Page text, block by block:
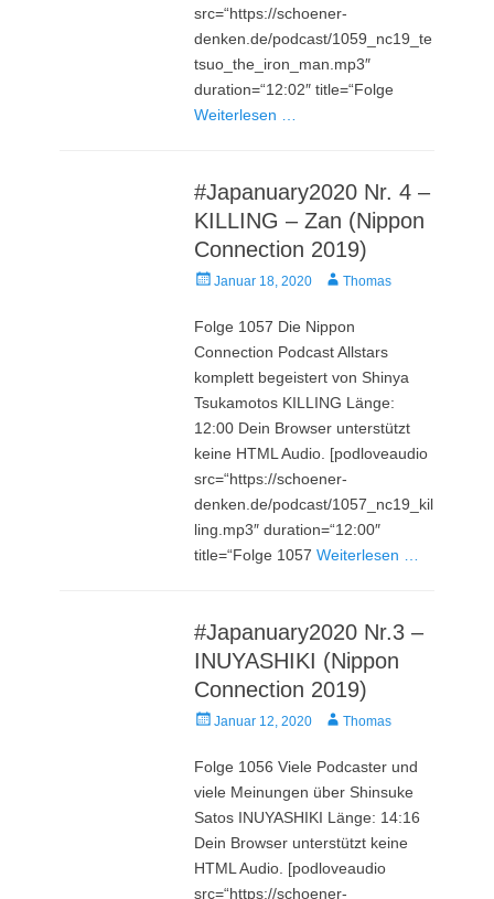
src=“https://schoener-
denken.de/podcast/1059_nc19_te
tsuo_the_iron_man.mp3″
duration=“12:02″ title=“Folge
Weiterlesen …
#Japanuary2020 Nr. 4 –
KILLING – Zan (Nippon
Connection 2019)
Veröffentlicht
Januar 18, 2020 AutorThomas
Folge 1057 Die Nippon
Connection Podcast Allstars
komplett begeistert von Shinya
Tsukamotos KILLING Länge:
12:00 Dein Browser unterstützt
keine HTML Audio. [podloveaudio
src=“https://schoener-
denken.de/podcast/1057_nc19_kil
ling.mp3″ duration=“12:00″
title=“Folge 1057Weiterlesen …
#Japanuary2020 Nr.3 –
INUYASHIKI (Nippon
Connection 2019)
Veröffentlicht
Januar 12, 2020 AutorThomas
Folge 1056 Viele Podcaster und
viele Meinungen über Shinsuke
Satos INUYASHIKI Länge: 14:16
Dein Browser unterstützt keine
HTML Audio. [podloveaudio
src=“https://schoener-